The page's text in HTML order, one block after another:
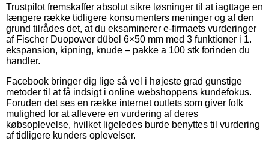
Trustpilot fremskaffer absolut sikre løsninger til at iagttage en
længere række tidligere konsumenters meninger og af den
grund tilrådes det, at du eksaminerer e-firmaets vurderinger
af Fischer Duopower dübel 6×50 mm med 3 funktioner i 1.
ekspansion, kipning, knude – pakke a 100 stk forinden du
handler.
Facebook bringer dig lige så vel i højeste grad gunstige
metoder til at få indsigt i online webshoppens kundefokus.
Foruden det ses en række internet outlets som giver folk
mulighed for at aflevere en vurdering af deres
købsoplevelse, hvilket ligeledes burde benyttes til vurdering
af tidligere kunders oplevelser.